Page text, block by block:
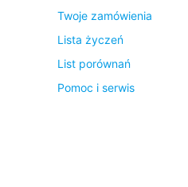
Twoje zamówienia
Lista życzeń
List porównań
Pomoc i serwis